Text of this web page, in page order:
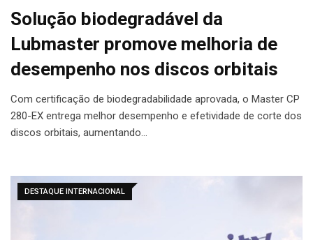
Solução biodegradável da
Lubmaster promove melhoria de
desempenho nos discos orbitais
Com certificação de biodegradabilidade aprovada, o Master CP
280-EX entrega melhor desempenho e efetividade de corte dos
discos orbitais, aumentando…
DESTAQUE INTERNACIONAL